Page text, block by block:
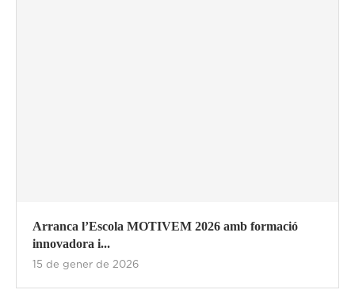
Arranca l’Escola MOTIVEM 2026 amb formació
innovadora i...
15 de gener de 2026